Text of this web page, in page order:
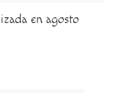
en agosto